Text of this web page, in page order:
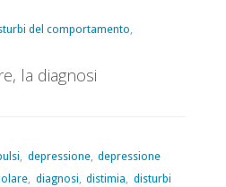
del comportamento,
la diagnosi
, depressione, depressione
, diagnosi, distimia, disturbi